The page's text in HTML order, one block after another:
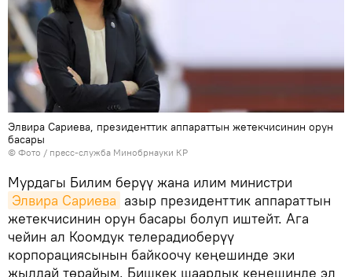
Элвира Сариева, президенттик аппараттын жетекчисинин орун
басары
© Фото / пресс-служба Минобрнауки КР
Мурдагы Билим берүү жана илим министри
Элвира Сариева азыр президенттик аппараттын
жетекчисинин орун басары болуп иштейт. Ага
чейин ал Коомдук телерадиоберүү
корпорациясынын байкоочу кеңешинде эки
жылдай төрайым, Бишкек шаардык кеңешинде эл